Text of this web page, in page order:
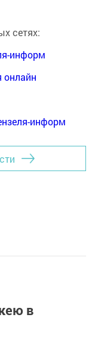
сетях:
информ
онлайн
информ
в